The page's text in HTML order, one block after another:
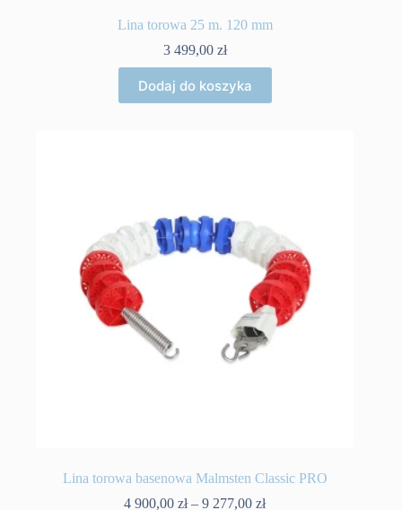
Lina torowa 25 m. 120 mm
3 499,00 zł
Dodaj do koszyka
Lina torowa basenowa Malmsten Classic PRO
4 900,00zł – 9 277,00złZakres